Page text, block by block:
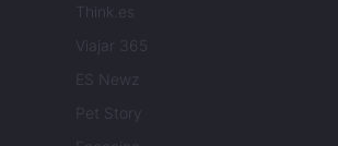
Think.es
Viajar 365
ES Newz
Pet Story